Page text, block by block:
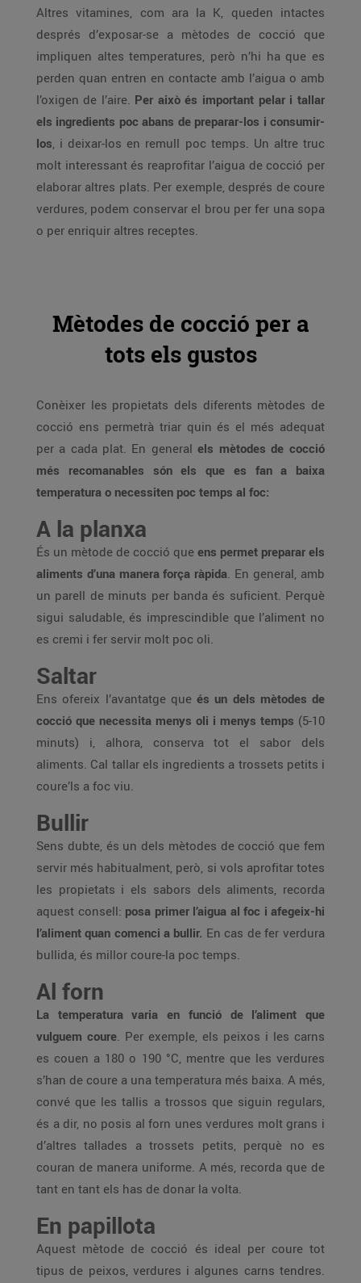
Altres vitamines, com ara la K, queden intactes
després d’exposar-se a mètodes de cocció que
impliquen altes temperatures, però n’hi ha que es
perden quan entren en contacte amb l’aigua o amb
l’oxigen de l’aire. Per això és important pelar i tallar
els ingredients poc abans de preparar-los i consumir-
los, i deixar-los en remull poc temps. Un altre truc
molt interessant és reaprofitar l’aigua de cocció per
elaborar altres plats. Per exemple, després de coure
verdures, podem conservar el brou per fer una sopa
o per enriquir altres receptes.
Mètodes de cocció per a
tots els gustos
Conèixer les propietats dels diferents mètodes de
cocció ens permetrà triar quin és el més adequat
per a cada plat. En general els mètodes de cocció
més recomanables són els que es fan a baixa
temperatura o necessiten poc temps al foc:
A la planxa
És un mètode de cocció que ens permet preparar els
aliments d’una manera força ràpida. En general, amb
un parell de minuts per banda és suficient. Perquè
sigui saludable, és imprescindible que l’aliment no
es cremi i fer servir molt poc oli.
Saltar
Ens ofereix l’avantatge que és un dels mètodes de
cocció que necessita menys oli i menys temps (5-10
minuts) i, alhora, conserva tot el sabor dels
aliments. Cal tallar els ingredients a trossets petits i
coure’ls a foc viu.
Bullir
Sens dubte, és un dels mètodes de cocció que fem
servir més habitualment, però, si vols aprofitar totes
les propietats i els sabors dels aliments, recorda
aquest consell: posa primer l’aigua al foc i afegeix-hi
l’aliment quan comenci a bullir. En cas de fer verdura
bullida, és millor coure-la poc temps.
Al forn
La temperatura varia en funció de l’aliment que
vulguem coure. Per exemple, els peixos i les carns
es couen a 180 o 190 °C, mentre que les verdures
s’han de coure a una temperatura més baixa. A més,
convé que les tallis a trossos que siguin regulars,
és a dir, no posis al forn unes verdures molt grans i
d’altres tallades a trossets petits, perquè no es
couran de manera uniforme. A més, recorda que de
tant en tant els has de donar la volta.
En papillota
Aquest mètode de cocció és ideal per coure tot
tipus de peixos, verdures i algunes carns tendres.